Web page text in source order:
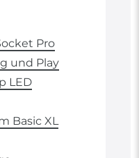
Pro
und Play
LED
Basic XL